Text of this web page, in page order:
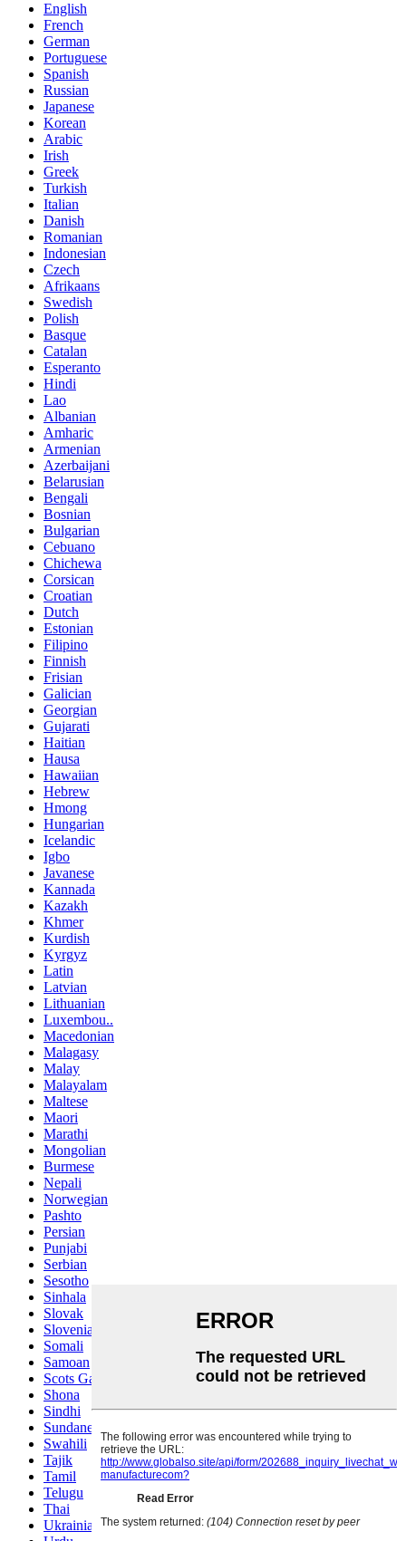
English
French
German
Portuguese
Spanish
Russian
Japanese
Korean
Arabic
Irish
Greek
Turkish
Italian
Danish
Romanian
Indonesian
Czech
Afrikaans
Swedish
Polish
Basque
Catalan
Esperanto
Hindi
Lao
Albanian
Amharic
Armenian
Azerbaijani
Belarusian
Bengali
Bosnian
Bulgarian
Cebuano
Chichewa
Corsican
Croatian
Dutch
Estonian
Filipino
Finnish
Frisian
Galician
Georgian
Gujarati
Haitian
Hausa
Hawaiian
Hebrew
Hmong
Hungarian
Icelandic
Igbo
Javanese
Kannada
Kazakh
Khmer
Kurdish
Kyrgyz
Latin
Latvian
Lithuanian
Luxembou..
Macedonian
Malagasy
Malay
Malayalam
Maltese
Maori
Marathi
Mongolian
Burmese
Nepali
Norwegian
Pashto
Persian
Punjabi
Serbian
Sesotho
Sinhala
Slovak
Slovenian
Somali
Samoan
Scots Gaelic
Shona
Sindhi
Sundanese
Swahili
Tajik
Tamil
Telugu
Thai
Ukrainian